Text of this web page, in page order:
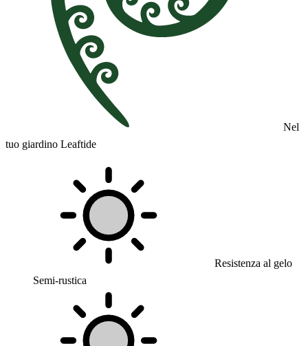
Nel
tuo giardino Leaftide
Resistenza al gelo
Semi-rustica